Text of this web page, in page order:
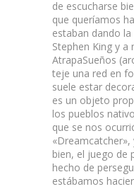
de escucharse
que queríamos
estaban dando
Stephen King y a
AtrapaSueños
teje una red en
suele estar
es un objeto
los pueblos
que se nos
bien, el juego de
hecho de
estábamos